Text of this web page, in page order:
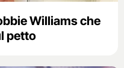
Williams che
petto